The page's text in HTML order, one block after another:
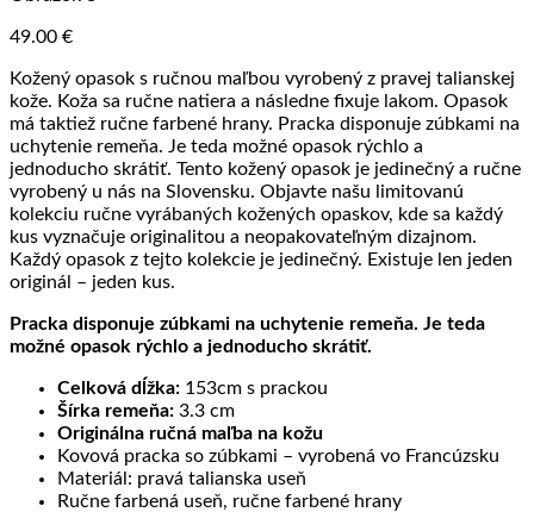
49.00 €
Kožený opasok s ručnou maľbou vyrobený z pravej talianskej
kože. Koža sa ručne natiera a následne fixuje lakom. Opasok
má taktiež ručne farbené hrany. Pracka disponuje zúbkami na
uchytenie remeňa. Je teda možné opasok rýchlo a
jednoducho skrátiť. Tento kožený opasok je jedinečný a ručne
vyrobený u nás na Slovensku. Objavte našu limitovanú
kolekciu ručne vyrábaných kožených opaskov, kde sa každý
kus vyznačuje originalitou a neopakovateľným dizajnom.
Každý opasok z tejto kolekcie je jedinečný. Existuje len jeden
originál – jeden kus.
Pracka disponuje zúbkami na uchytenie remeňa. Je teda
možné opasok rýchlo a jednoducho skrátiť.
Celková dĺžka: 153cm s prackou
Šírka remeňa: 3.3 cm
Originálna ručná maľba na kožu
Kovová pracka so zúbkami – vyrobená vo Francúzsku
Materiál: pravá talianska useň
Ručne farbená useň, ručne farbené hrany